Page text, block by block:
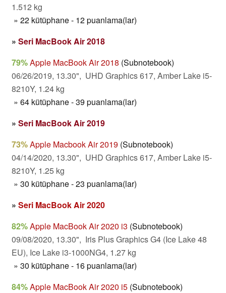
1.512 kg
» 22 kütüphane - 12 puanlama(lar)
» Seri MacBook Air 2018
79%Apple MacBook Air 2018 (Subnotebook)
06/26/2019, 13.30", UHD Graphics 617, Amber Lake i5-
8210Y, 1.24 kg
» 64 kütüphane - 39 puanlama(lar)
» Seri MacBook Air 2019
73%Apple Macbook Air 2019 (Subnotebook)
04/14/2020, 13.30", UHD Graphics 617, Amber Lake i5-
8210Y, 1.25 kg
» 30 kütüphane - 23 puanlama(lar)
» Seri MacBook Air 2020
82%Apple MacBook Air 2020 i3 (Subnotebook)
09/08/2020, 13.30", Iris Plus Graphics G4 (Ice Lake 48
EU), Ice Lake i3-1000NG4, 1.27 kg
» 30 kütüphane - 16 puanlama(lar)
84%Apple MacBook Air 2020 i5 (Subnotebook)